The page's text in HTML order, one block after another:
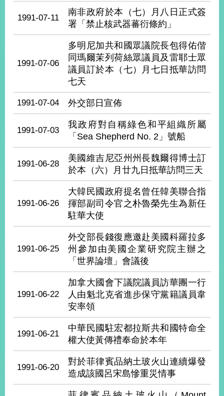
護
頁
站
覽
關
部
聞
外
家
地
際
傳
政
1991-07-11
南非政府於本（七）月八日正式簽
署「禁止核武器蕃衍條約」
1991-07-06
多明尼加共和國眾議院長包得佑偕
同瑪爾茉列荷絲眾議員及雷耶士眾
議員訂於本（七）月七日抵華訪問
七天
1991-07-04 外交部日宣佈
1991-07-03
我政府對自稱綠色和平組織所屬
「Sea Shepherd No. 2」號船
1991-06-28
美國維吉尼亞州州長魏爾得博士訂
於本（六）月廿九日抵華訪問三天
1991-06-26
大韓民國政府提名曾任韓美聯合指
揮部副司令官之朴魯榮先生為新任
駐華大使
1991-06-25
外交部長錢復應邀赴美國科羅拉多
州參加由美國企業研究院主辦之
「世界論壇」會議後
1991-06-22
加拿大國會下議院議員訪華團一行
人由魁北克省進步保守黨籍議員韋
安率領
1991-06-21
中華民國駐宏都拉斯共和國特命全
權大使黃傳禮奉命於本年
1991-06-20
對於菲律賓品納土玻火山連續爆發
造成該國呂宋島慘重災情事